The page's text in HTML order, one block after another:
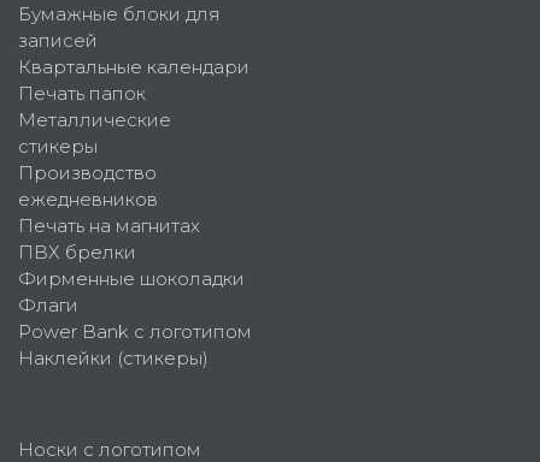
Бумажные блоки для
записей
Квартальные календари
Печать папок
Металлические
стикеры
Производство
ежедневников
Печать на магнитах
ПВХ брелки
Фирменные шоколадки
Флаги
Power Bank с логотипом
Наклейки (стикеры)
Носки с логотипом